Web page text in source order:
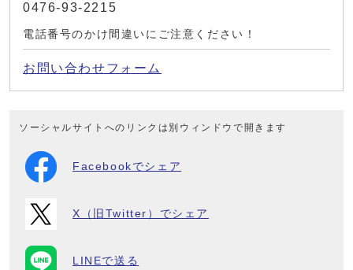
0476-93-2215
電話番号のかけ間違いにご注意ください！
お問い合わせフォーム
ソーシャルサイトへのリンクは別ウィンドウで開きます
Facebookでシェア
X（旧Twitter）でシェア
LINEで送る